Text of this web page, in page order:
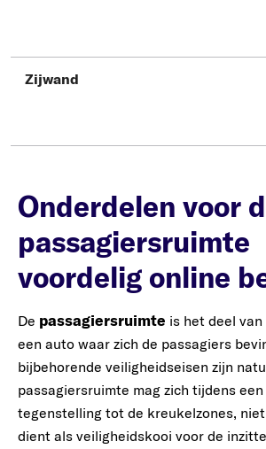
Zijwand
Onderdelen voor
passagiersruimte
voordelig online
De passagiersruimte is het deel
een auto waar zich de passagiers
bijbehorende veiligheidseisen zijn
passagiersruimte mag zich tijdens
tegenstelling tot de kreukelzones,
dient als veiligheidskooi voor de